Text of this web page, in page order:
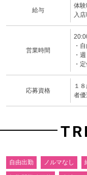
給与
体
入
営業時間
・
・
・
応募資格
１
者優
自由出勤 ノルマなし